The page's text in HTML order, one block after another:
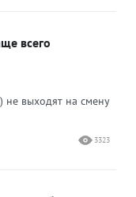
всего
не выходят на смену
3323